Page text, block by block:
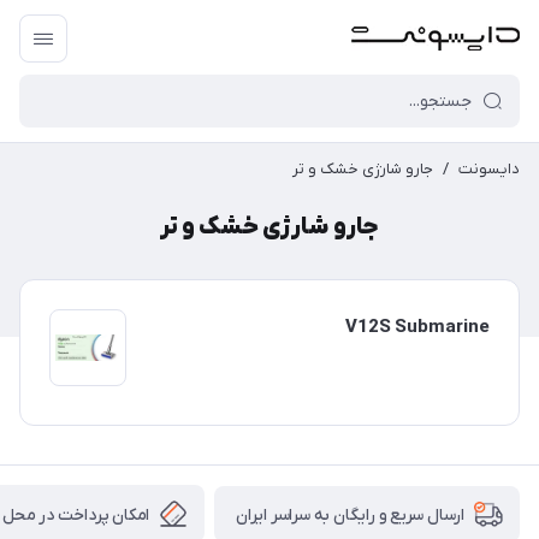
دایسونت / جارو شارژی خشک و تر
جارو شارژی خشک و تر
V12S Submarine
ارسال سریع و رایگان به سراسر ایران امکان پرداخت در محل